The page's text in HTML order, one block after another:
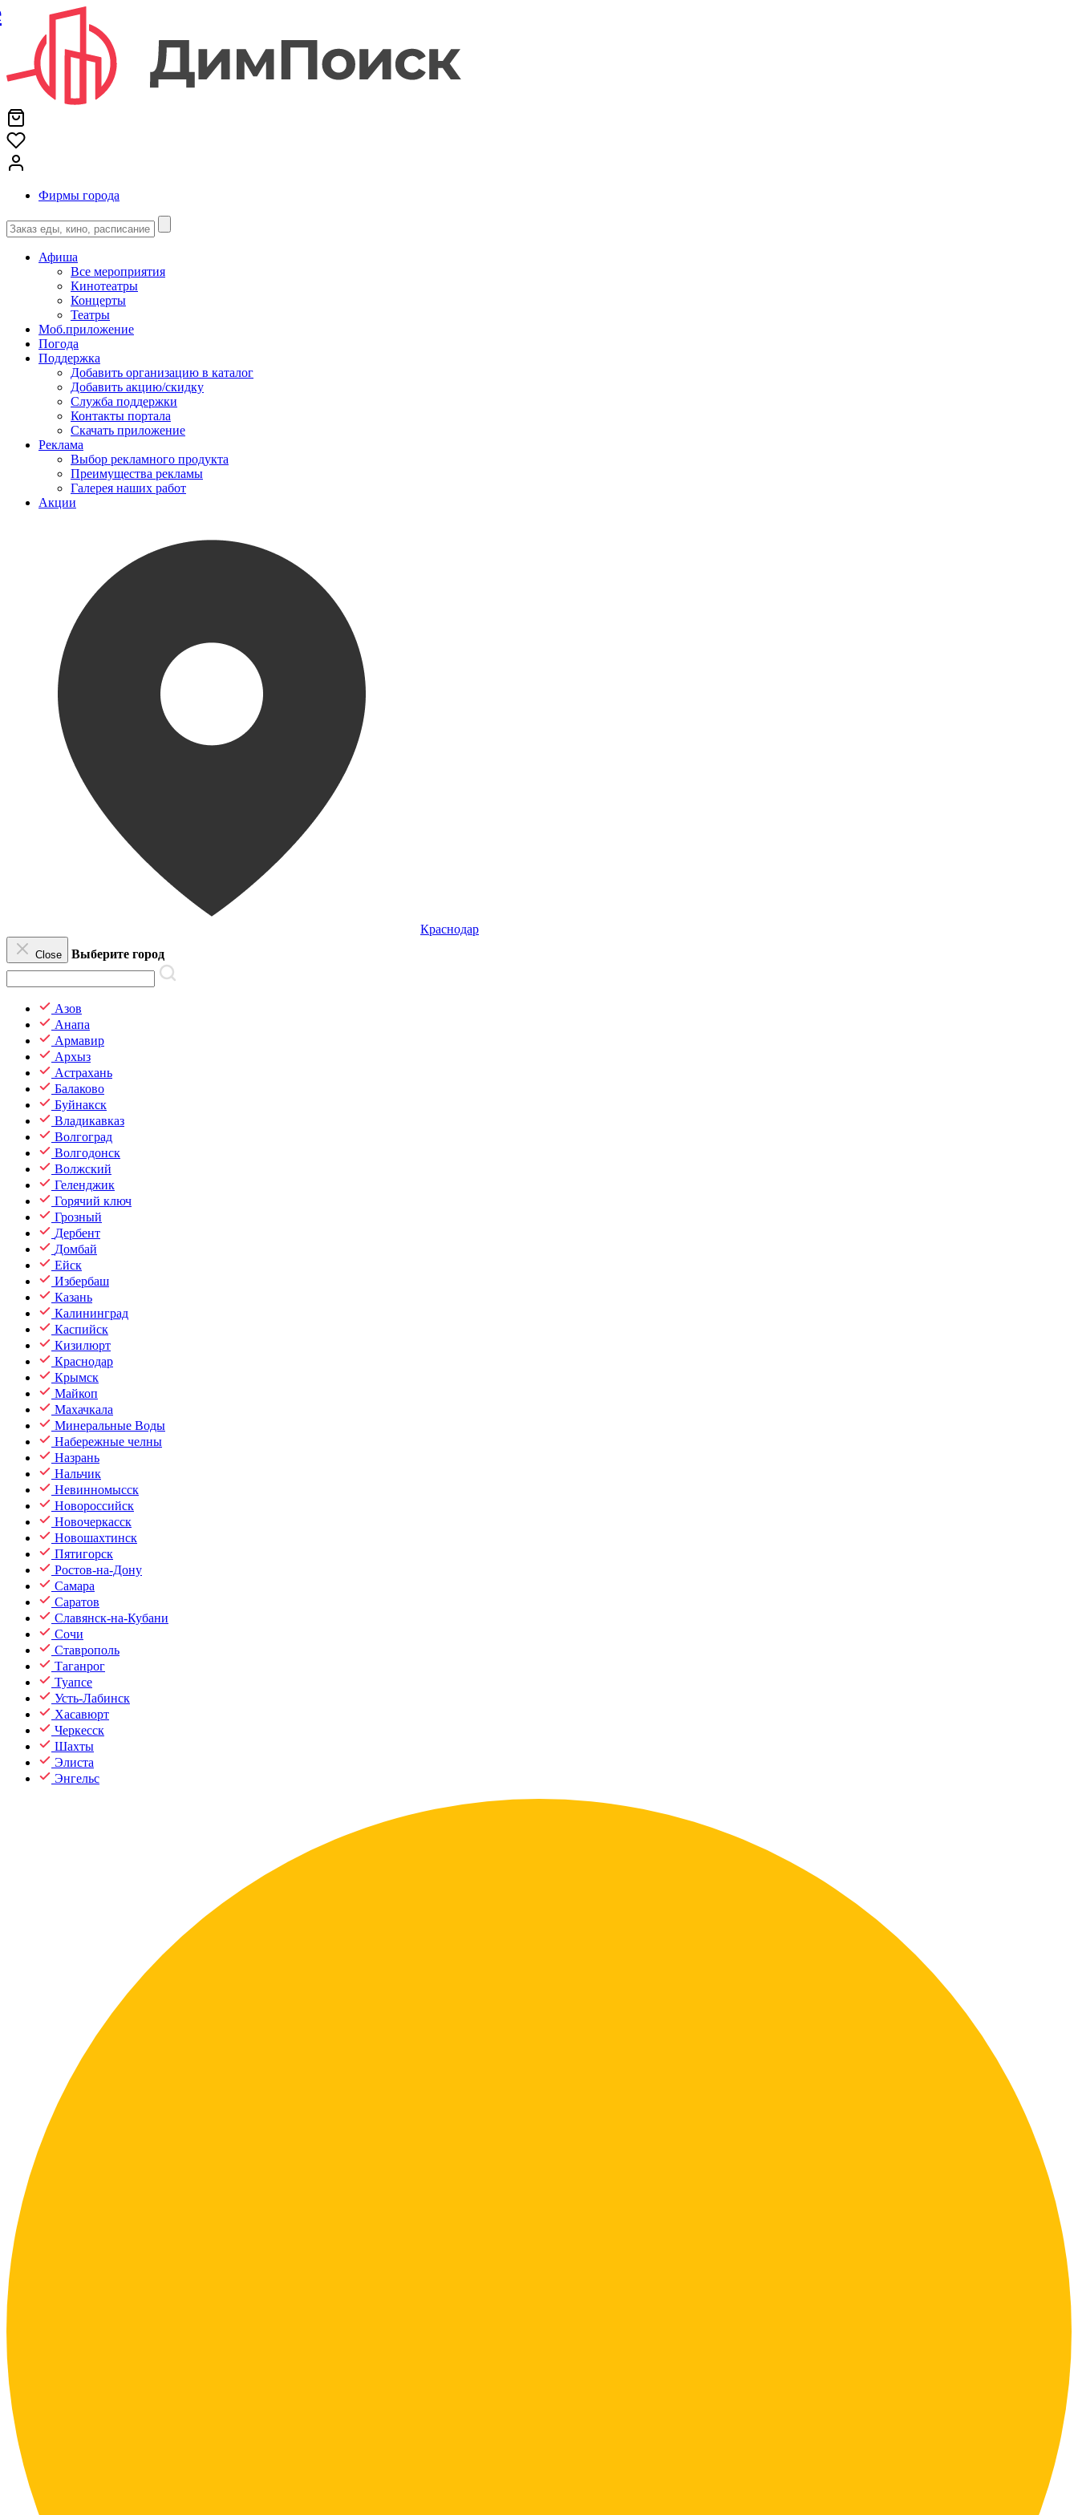
Фирмы города
Афиша
Все мероприятия
Кинотеатры
Концерты
Театры
Моб.приложение
Погода
Поддержка
Добавить организацию в каталог
Добавить акцию/скидку
Служба поддержки
Контакты портала
Скачать приложение
Реклама
Выбор рекламного продукта
Преимущества рекламы
Галерея наших работ
Акции
Краснодар
Close Выберите город
Азов
Анапа
Армавир
Архыз
Астрахань
Балаково
Буйнакск
Владикавказ
Волгоград
Волгодонск
Волжский
Геленджик
Горячий ключ
Грозный
Дербент
Домбай
Ейск
Избербаш
Казань
Калининград
Каспийск
Кизилюрт
Краснодар
Крымск
Майкоп
Махачкала
Минеральные Воды
Набережные челны
Назрань
Нальчик
Невинномысск
Новороссийск
Новочеркасск
Новошахтинск
Пятигорск
Ростов-на-Дону
Самара
Саратов
Славянск-на-Кубани
Сочи
Ставрополь
Таганрог
Туапсе
Усть-Лабинск
Хасавюрт
Черкесск
Шахты
Элиста
Энгельс